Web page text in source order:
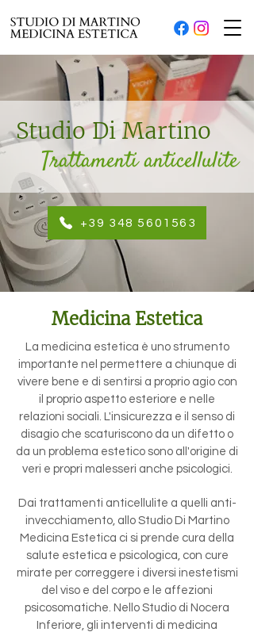
Studio Di Martino
Trattamenti anticellulite
+39 348 5601563
Medicina Estetica
La medicina estetica è uno strumento
importante nel permettere a chiunque di
vivere bene e di sentirsi a proprio agio con
il proprio aspetto esteriore e nelle
relazioni sociali. L'insicurezza e il senso di
disagio che scaturiscono da un difetto o
da un problema estetico sono all'origine di
veri e propri malesseri anche psicologici.
Dai trattamenti anticellulite a quelli anti-
invecchiamento, allo Studio Di Martino
Medicina Estetica ci si prende cura della
salute estetica e psicologica, con cure
mirate per correggere i diversi inestetismi
del viso e del corpo e le affezioni
psicosomatiche. Nello Studio di Nocera
Inferiore, gli interventi di medicina